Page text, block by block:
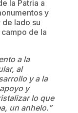
la Patria a
y
lado su
de la
a la
al
y a la
y
lo que
un anhelo.”